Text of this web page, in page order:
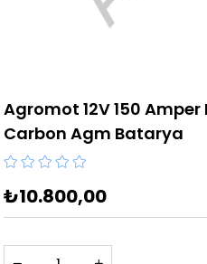
Agromot 12V 150
Carbon Agm Batarya
₺10.800,00